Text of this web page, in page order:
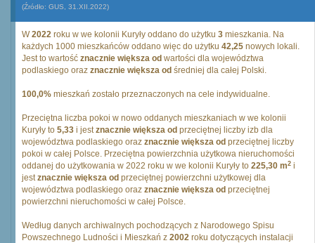
(Źródło: GUS, 31.XII.2022)
W2022 roku w we kolonii Kuryły oddano do użytku 3 mieszkania. Na
każdych 1000 mieszkańców oddano więc do użytku 42,25 nowych lokali.
Jest to wartość znacznie większa od wartości dla województwa
podlaskiego oraz znacznie większa od średniej dla całej Polski.
100,0% mieszkań zostało przeznaczonych na cele indywidualne.
Przeciętna liczba pokoi w nowo oddanych mieszkaniach w we kolonii
Kuryły to 5,33 i jestznacznie większa od przeciętnej liczby izb dla
województwa podlaskiego oraz znacznie większa od przeciętnej liczby
pokoi w całej Polsce. Przeciętna powierzchnia użytkowa nieruchomości
oddanej do użytkowania w 2022 roku w we kolonii Kuryły to 225,30 m2 i
jestznacznie większa od przeciętnej powierzchni użytkowej dla
województwa podlaskiego oraz znacznie większa od przeciętnej
powierzchni nieruchomości w całej Polsce.
Według danych archiwalnych pochodzących z Narodowego Spisu
Powszechnego Ludności i Mieszkań z 2002 roku dotyczących instalacji